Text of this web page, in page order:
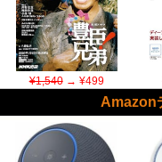
¥1,540→ ¥499
Amazon